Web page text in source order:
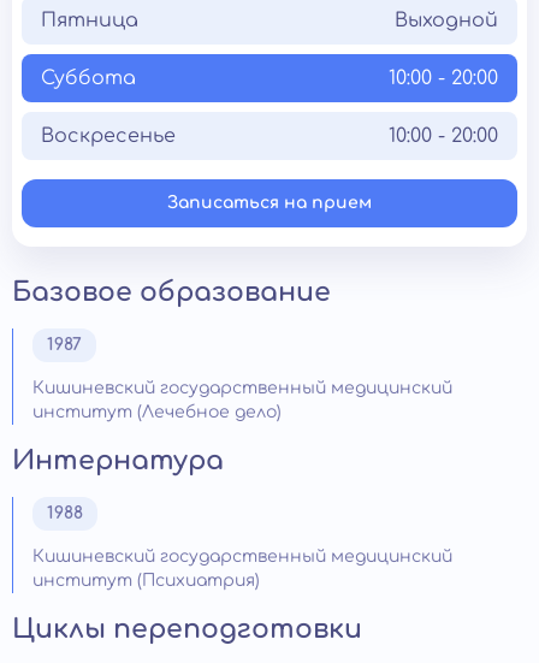
Пятница Выходной
Суббота 10:00 - 20:00
Воскресенье 10:00 - 20:00
Записаться на прием
Базовое образование
1987
Кишиневский государственный медицинский
институт (Лечебное дело)
Интернатура
1988
Кишиневский государственный медицинский
институт (Психиатрия)
Циклы переподготовки